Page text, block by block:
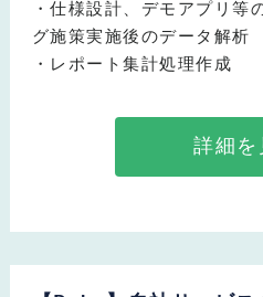
・仕様設計、デモアプリ等
グ施策実施後のデータ解析
・レポート集計処理作成
詳細を